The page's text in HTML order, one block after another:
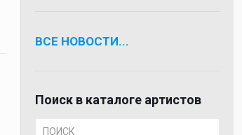
ВСЕ НОВОСТИ...
Поиск в каталоге артистов